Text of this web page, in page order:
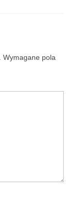
Wymagane pola